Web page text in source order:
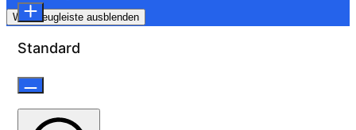
Werkzeugleiste ausblenden
Standard